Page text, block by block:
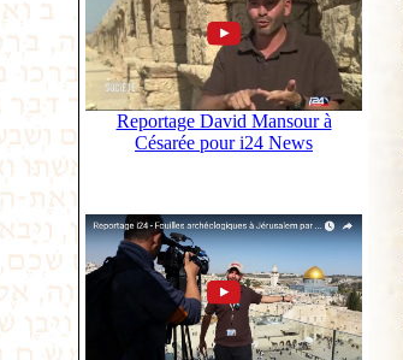
Reportage David Mansour à
Césarée pour i24 News